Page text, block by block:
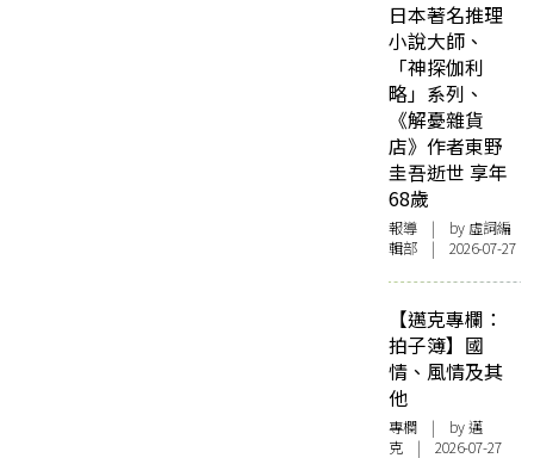
日本著名推理
小說大師、
「神探伽利
略」系列、
《解憂雜貨
店》作者東野
圭吾逝世 享年
68歲
報導 | by 虛詞編
輯部 | 2026-07-27
【邁克專欄：
拍子簿】國
情、風情及其
他
專欄 | by邁
克 | 2026-07-27